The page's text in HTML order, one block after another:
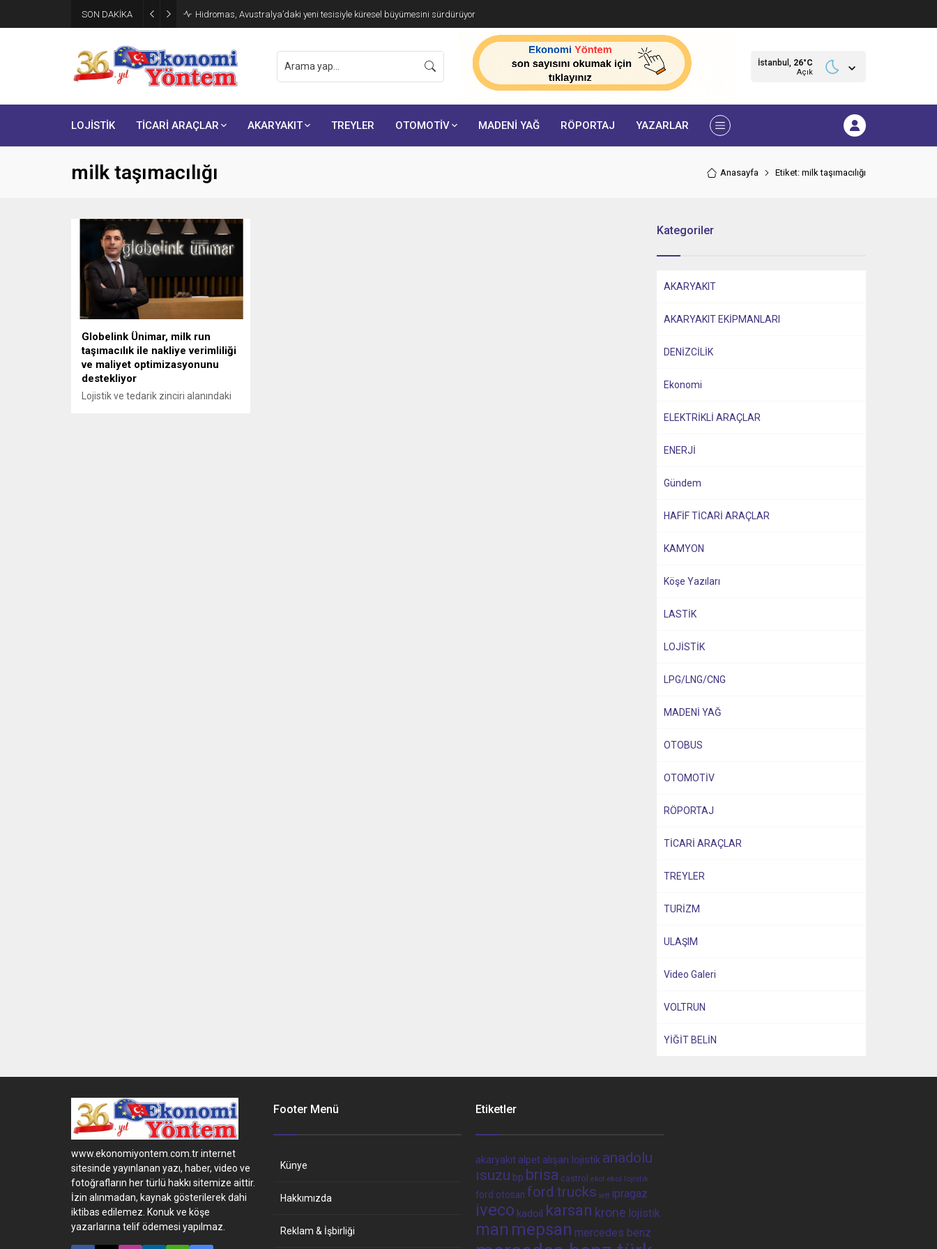
SON DAKİKA Hidromas, Avustralya’daki yeni tesisiyle küresel büyümesini sürdürüyor
İstanbul, 26°C
Açık
LOJİSTİK TİCARİ ARAÇLAR AKARYAKIT TREYLER OTOMOTİV MADENİ YAĞ RÖPORTAJ YAZARLAR
milk taşımacılığı Anasayfa Etiket: milk taşımacılığı
Globelink Ünimar, milk run
taşımacılık ile nakliye verimliliği
ve maliyet optimizasyonunu
destekliyor
Lojistik ve tedarik zinciri alanındaki
Kategoriler
AKARYAKIT
AKARYAKIT EKİPMANLARI
DENİZCİLİK
Ekonomi
ELEKTRİKLİ ARAÇLAR
ENERJİ
Gündem
HAFİF TİCARİ ARAÇLAR
KAMYON
Köşe Yazıları
LASTİK
LOJİSTİK
LPG/LNG/CNG
MADENİ YAĞ
OTOBUS
OTOMOTİV
RÖPORTAJ
TİCARİ ARAÇLAR
TREYLER
TURİZM
ULAŞIM
Video Galeri
VOLTRUN
YİĞİT BELİN
www.ekonomiyontem.com.tr internet
sitesinde yayınlanan yazı, haber, video ve
fotoğrafların her türlü hakkı sitemize aittir.
İzin alınmadan, kaynak gösterilerek dahi
iktibas edilemez. Konuk ve köşe
yazarlarına telif ödemesi yapılmaz.
Footer Menü
Künye
Hakkımızda
Reklam & İşbirliği
Etiketler
akaryakıt alpet alışan lojistik anadolu
ısuzu bp brisa castrol ekol ekol lojistik
ford otosan ford trucks iett ipragaz
iveco kadoil karsan krone lojistik
man mepsan mercedes benz